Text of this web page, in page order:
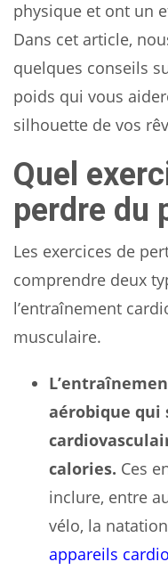
physique et ont un
Dans cet article,
quelques conseils
poids qui vous
silhouette de vos
Quel
perdre du
Les exercices de
comprendre deux
l’entraînement
musculaire.
aérobique qui
calories. Ces
inclure, entre
vélo, la
appareils cardio